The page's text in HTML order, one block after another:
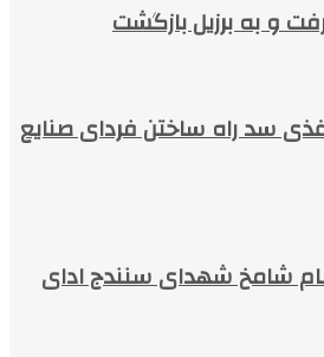
رفت و به برزیل بازگشت
سد راه ساختن فردای صنایع
شامخ شهدای سنندج ادای